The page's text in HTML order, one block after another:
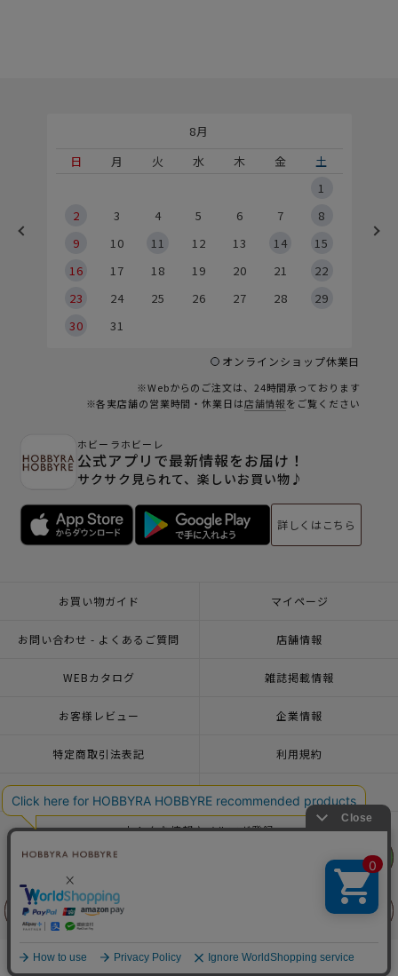
商品を探す 手芸を学ぶ ガイド 店舗情報 ログイン
前に戻る
フェア
前に戻る
フェア
8月
日
月 火 水 木 金
土
1
2
3 4 5 6 7
8
9
10 11 12 13 14
15
16
17 18 19 20 21
22
23
24 25 26 27 28
29
30
31
オンラインショップ休業日
※Webからのご注文は、24時間承っております
※各実店舗の営業時間・休業日は店舗情報をご覧ください
ホビーラホビーレ
公式アプリで最新情報をお届け！
サクサク見られて、楽しいお買い物♪
詳しくはこちら
お買い物ガイド マイページ
お問い合わせ - よくあるご質問 店舗情報
WEBカタログ 雑誌掲載情報
お客様レビュー 企業情報
特定商取引法表記 利用規約
一緒に働こう♪求人情報
おトクな情報♪メルマガ登録
© 2026 HOBBYRA HOBBYRE CORPORATION ALL Rights Reserved